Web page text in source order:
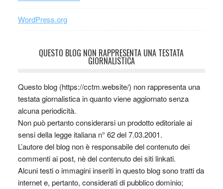
WordPress.org
QUESTO BLOG NON RAPPRESENTA UNA TESTATA
GIORNALISTICA
Questo blog (https://cctm.website/) non rappresenta una
testata giornalistica in quanto viene aggiornato senza
alcuna periodicità.
Non può pertanto considerarsi un prodotto editoriale ai
sensi della legge italiana n° 62 del 7.03.2001.
L’autore del blog non è responsabile del contenuto dei
commenti ai post, nè del contenuto dei siti linkati.
Alcuni testi o immagini inseriti in questo blog sono tratti da
internet e, pertanto, considerati di pubblico dominio;